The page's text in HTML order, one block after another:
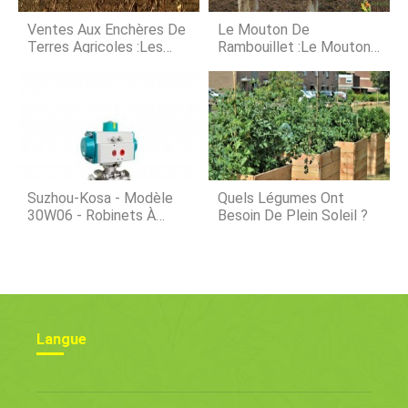
bon. Pendant la saison de
croissance, Jadore entrer dans mon
jardin et récolter des
Ventes Aux Enchères De
Terres Agricoles :les
Le Mouton De
Rambouillet :le Mouton
Monde
Suzhou-Kosa - Modèle
30W06 - Robinets À
Quels Légumes Ont
Besoin De Plein Soleil ?
Langue